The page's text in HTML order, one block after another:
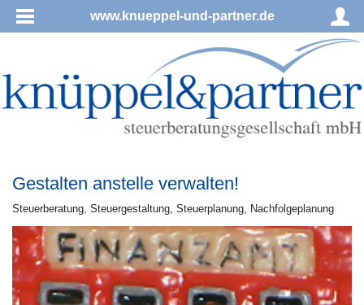
www.knueppel-und-partner.de
Gestalten anstelle verwalten!
Steu­er­be­ra­tung, Steu­er­ge­stal­tung, Steu­er­pla­nung, Nachfolgeplanung